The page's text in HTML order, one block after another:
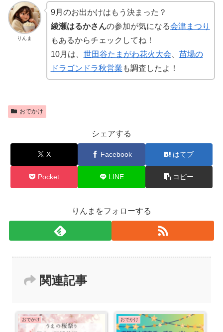
りんま
9月のお出かけはもう決まった？
綾瀬はるかさんの参加が気になる会津まつり
もあるからチェックしてね！
10月は、 世田谷たまがわ花火大会
苗場の
ドラゴンドラ秋営業 も調査したよ！
おでかけ
シェアする
X Facebook はてブ
Pocket LINE コピー
りんまをフォローする
関連記事
おでかけ おでかけ